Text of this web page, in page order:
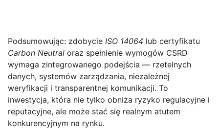
Podsumowując: zdobycie ISO 14064 lub certyfikatu
Carbon Neutral oraz spełnienie wymogów CSRD
wymaga zintegrowanego podejścia — rzetelnych
danych, systemów zarządzania, niezależnej
weryfikacji i transparentnej komunikacji. To
inwestycja, która nie tylko obniża ryzyko regulacyjne i
reputacyjne, ale może stać się realnym atutem
konkurencyjnym na rynku.